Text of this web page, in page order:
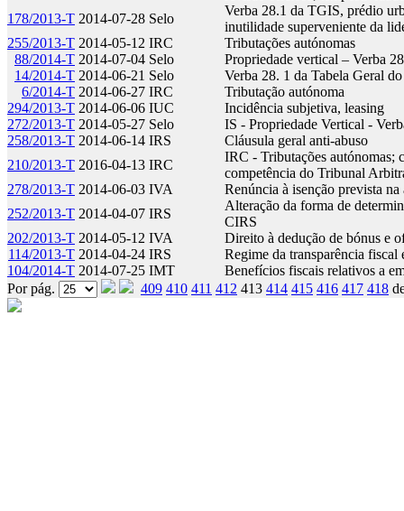
178/2013-T 2014-07-28 Selo
Verba 28.1 da TGIS, prédio
inutilidade superveniente da
255/2013-T 2014-05-12 IRC
Tributações autónomas
88/2014-T 2014-07-04 Selo
Propriedade vertical – Verba
14/2014-T 2014-06-21 Selo
Verba 28. 1 da Tabela Geral
6/2014-T 2014-06-27 IRC
Tributação autónoma
294/2013-T 2014-06-06 IUC
Incidência subjetiva, leasing
272/2013-T 2014-05-27 Selo
IS - Propriedade Vertical -
258/2013-T 2014-06-14 IRS
Cláusula geral anti-abuso
210/2013-T 2016-04-13 IRC
IRC - Tributações autónomas;
competência do Tribunal
278/2013-T 2014-06-03 IVA
Renúncia à isenção prevista
252/2013-T 2014-04-07 IRS
Alteração da forma de
CIRS
202/2013-T 2014-05-12 IVA
Direito à dedução de bónus e
114/2013-T 2014-04-24 IRS
Regime da transparência
104/2014-T 2014-07-25 IMT
Benefícios fiscais relativos a
Por pág.
409 410 411 412 413 414 415 416 417 418